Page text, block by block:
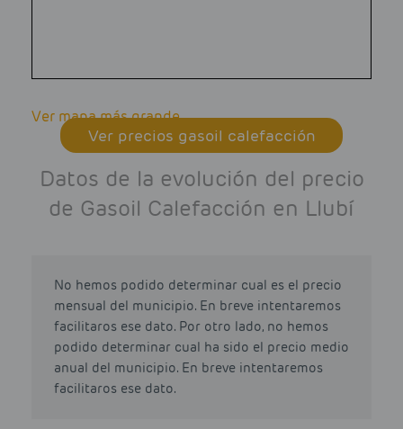
Ver mapa más grande
Ver precios gasoil calefacción
Datos de la evolución del precio
de Gasoil Calefacción en Llubí
No hemos podido determinar cual es el precio
mensual del municipio. En breve intentaremos
facilitaros ese dato. Por otro lado, no hemos
podido determinar cual ha sido el precio medio
anual del municipio. En breve intentaremos
facilitaros ese dato.